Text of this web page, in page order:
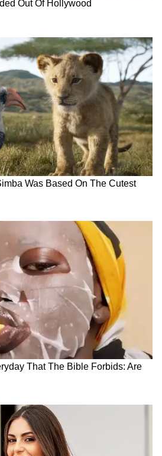
फिर देखें कमाल
की
वेस्ट
गार्डन को बनाना है स्वर्ग जैसा?
मानसून में लगाएं ये 10 खुशबूदार
सफेद फूलों वाले पौधे, एक्सपर्ट से
जानें लगाने का तरीका
CJP Protest में
Abhijeet Dipke
लोग!